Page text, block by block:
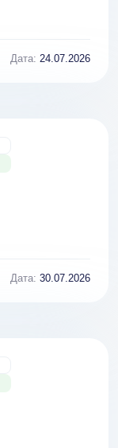
Дата: 24.07.2026
Дата: 30.07.2026